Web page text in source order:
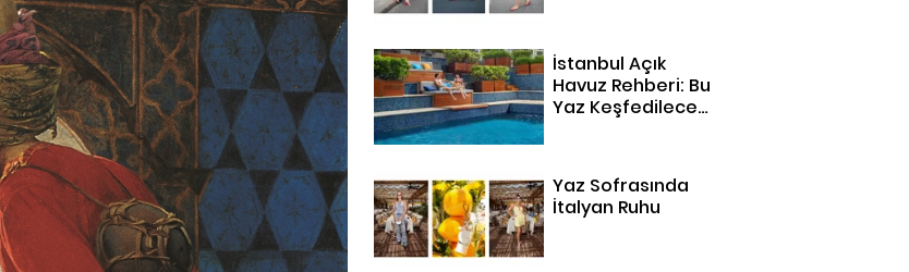
İstanbul Açık
Havuz Rehberi: Bu
Yaz Keşfedilecek
Yaz Sofrasında
İtalyan Ruhu